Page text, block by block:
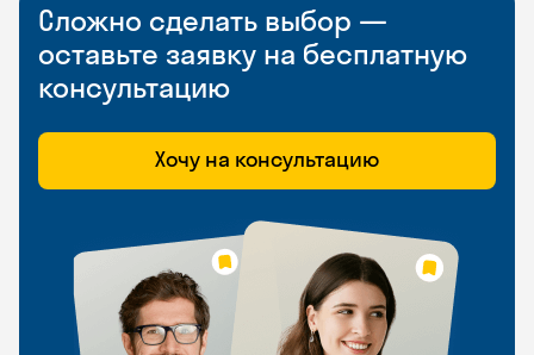
Сложно сделать выбор —
оставьте заявку на бесплатную
консультацию
Хочу на консультацию